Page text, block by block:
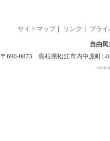
サイトマップ｜ リンク プラ
自由
〒690-0873 島根県松江市内中原町